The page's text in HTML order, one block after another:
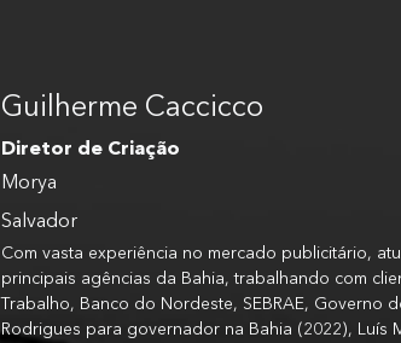
Guilherme Caccicco
Diretor de Criação
Morya
Salvador
Com vasta experiência no mercado publicitário,
principais agências da Bahia, trabalhando com
Trabalho, Banco do Nordeste, SEBRAE,
Rodrigues para governador na Bahia (2022), Luís